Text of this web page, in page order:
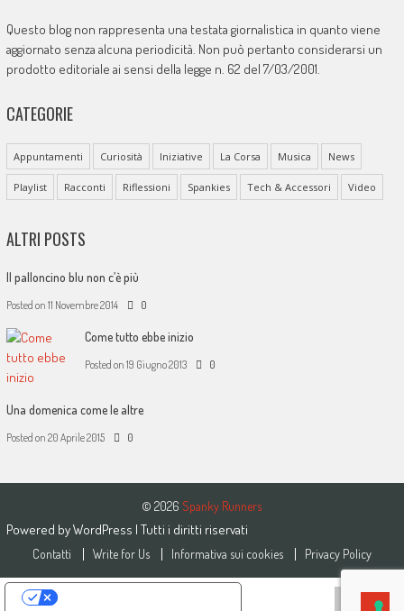
Questo blog non rappresenta una testata giornalistica in quanto viene
aggiornato senza alcuna periodicità. Non può pertanto considerarsi un
prodotto editoriale ai sensi della legge n. 62 del 7/03/2001.
CATEGORIE
Appuntamenti Curiosità Iniziative La Corsa Musica News
Playlist Racconti Riflessioni Spankies Tech & Accessori Video
ALTRI POSTS
Il palloncino blu non c’è più
Posted on 11 Novembre 2014 0
Come tutto ebbe inizio
Posted on 19 Giugno 2013 0
Una domenica come le altre
Posted on 20 Aprile 2015 0
© 2026 Spanky Runners
Powered byWordPress | Tutti i diritti riservati
Contatti Write for Us Informativa sui cookies Privacy Policy